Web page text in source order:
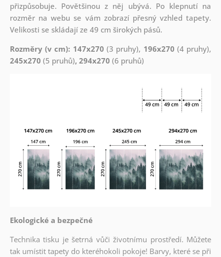
přizpůsobuje. Povětšinou z něj ubývá. Po klepnutí na
rozměr na webu se vám zobrazí přesný vzhled tapety.
Velikosti se skládají ze 49 cm širokých pásů.
Rozměry (v cm): 147x270 (3 pruhy), 196x270 (4 pruhy),
245x270 (5 pruhů), 294x270 (6 pruhů)
Ekologické a bezpečné
Technika tisku je šetrná vůči životnímu prostředí. Můžete
tak umístit tapety do kteréhokoli pokoje! Barvy, které se při